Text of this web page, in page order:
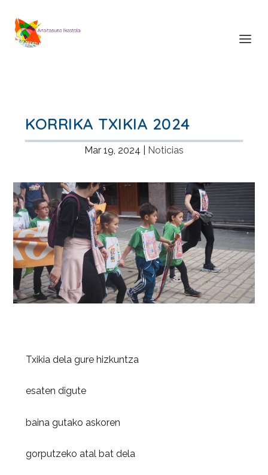
KORRIKA TXIKIA 2024
Mar 19, 2024 Noticias
Txikia dela gure hizkuntza
esaten digute
baina gutako askoren
gorputzeko atal bat dela